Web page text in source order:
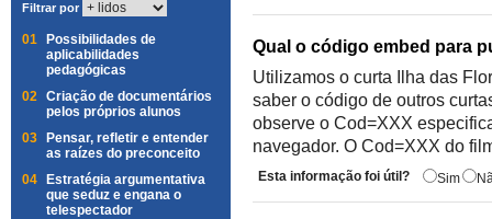
Filtrar por
01
Possibilidades de
aplicabilidades
pedagógicas
02 Criação de documentários
pelos próprios alunos
03
Pensar, refletir e entender
as raízes do preconceito
04
Estratégia argumentativa
que seduz e engana o
telespectador
Qual o código embed para
Utilizamos o curta Ilha das
saber o código de outros
observe o Cod=XXX
navegador. O Cod=XXX do
Esta informação foi útil? Sim